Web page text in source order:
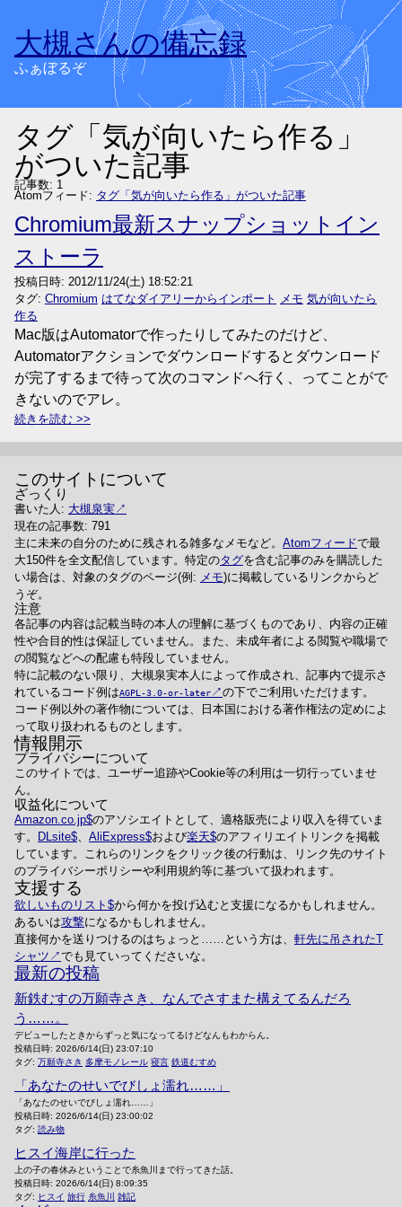
大槻さんの備忘録
ふぁぼるぞ
タグ「気が向いたら作る」
がついた記事
記事数: 1
Atomフィード: タグ「気が向いたら作る」がついた記事
Chromium最新スナップショットイン
ストーラ
投稿日時: 2012/11/24(土) 18:52:21
タグ: Chromium はてなダイアリーからインポート メモ 気が向いたら
作る
Mac版はAutomatorで作ったりしてみたのだけど、
Automatorアクションでダウンロードするとダウンロード
が完了するまで待って次のコマンドへ行く、ってことがで
きないのでアレ。
続きを読む
このサイトについて
ざっくり
書いた人: 大槻泉実
現在の記事数: 791
主に未来の自分のために残される雑多なメモなど。 Atomフィードで最
大150件を全文配信しています。特定のタグを含む記事のみを購読した
い場合は、対象のタグのページ(例: メモ)に掲載しているリンクからど
うぞ。
注意
各記事の内容は記載当時の本人の理解に基づくものであり、内容の正確
性や合目的性は保証していません。また、未成年者による閲覧や職場で
の閲覧などへの配慮も特段していません。
特に記載のない限り、大槻泉実本人によって作成され、記事内で提示さ
れているコード例はAGPL-3.0-or-later
の下でご利用いただけます。
コード例以外の著作物については、日本国における著作権法の定めによ
って取り扱われるものとします。
情報開示
プライバシーについて
このサイトでは、ユーザー追跡やCookie等の利用は一切行っていませ
ん。
収益化について
Amazon.co.jp のアソシエイトとして、適格販売により収入を得ていま
す。
DLsite 、 AliExpress および楽天 のアフィリエイトリンクを掲載
しています。これらのリンクをクリック後の行動は、リンク先のサイト
のプライバシーポリシーや利用規約等に基づいて扱われます。
支援する
欲しいものリスト
から何かを投げ込むと支援になるかもしれません。
あるいは攻撃になるかもしれません。
直接何かを送りつけるのはちょっと……という方は、 軒先に吊されたT
シャツ
でも見ていってくださいな。
最新の投稿
新鉄むすの万願寺さき、なんでさすまた構えてるんだろ
う……。
デビューしたときからずっと気になってるけどなんもわからん。
投稿日時: 2026/6/14(日) 23:07:10
タグ: 万願寺さき 多摩モノレール 寝言 鉄道むすめ
「あなたのせいでびしょ濡れ……」
「あなたのせいでびしょ濡れ……」
投稿日時: 2026/6/14(日) 23:00:02
タグ: 読み物
ヒスイ海岸に行った
上の子の春休みということで糸魚川まで行ってきた話。
投稿日時: 2026/6/14(日) 8:09:35
タグ: ヒスイ 旅行 糸魚川 雑記